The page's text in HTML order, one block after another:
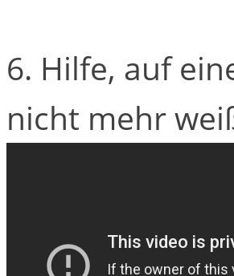
6. Hilfe, auf
nicht mehr